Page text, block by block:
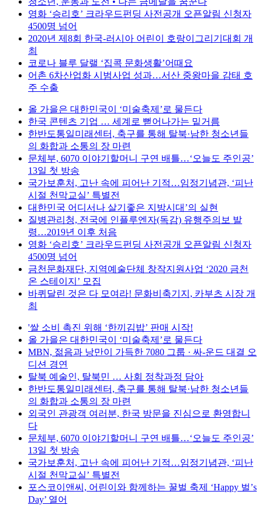
영화 ‘승리호’ 크라우드펀딩 사전공개 오픈알림 신청자
4500명 넘어
2020년 제8회 한국-러시아 어린이 호랑이그리기대회 개
최
코로나 블루 달랠 ‘집콕 문화생활’어때요
어촌 6차산업화 시범사업 성과…서산 중왕마을 감태 호
주 수출
올 가을은 대한민국이 ‘미술축제’로 물든다
한국 콘텐츠 기업 … 세계로 뻗어나가는 밑거름
한반도통일미래센터, 축구를 통해 탈북·남한 청소년들
의 화합과 소통의 장 마련
문체부, 6070 이야기할머니 구연 배틀…‘오늘도 주인공’
13일 첫 방송
국가보훈처, 고난 속에 피어난 기적…임정기념관, ‘피난
시절 천막교실’ 특별전
대한민국 어디서나 살기좋은 지방시대’의 실현
질병관리청, 전국에 인플루엔자(독감) 유행주의보 발
령…2019년 이후 처음
영화 ‘승리호’ 크라우드펀딩 사전공개 오픈알림 신청자
4500명 넘어
금천문화재단, 지역예술단체 창작지원사업 ‘2020 금천
온 스테이지’ 모집
바퀴달린 것은 다 모여라! 문화비축기지, 카부츠 시장 개
최
'쌀 소비 촉진 위해 ‘한끼김밥’ 판매 시작!
올 가을은 대한민국이 ‘미술축제’로 물든다
MBN, 젊음과 낭만이 가득한 7080 그룹 · 싸-운드 대결 오
디션 경연
탈북 예술인, 탈북민 … 사회 정착과정 담아
한반도통일미래센터, 축구를 통해 탈북·남한 청소년들
의 화합과 소통의 장 마련
외국인 관광객 여러분, 한국 방문을 진심으로 환영합니
다
문체부, 6070 이야기할머니 구연 배틀…‘오늘도 주인공’
13일 첫 방송
국가보훈처, 고난 속에 피어난 기적…임정기념관, ‘피난
시절 천막교실’ 특별전
포스코이앤씨, 어린이와 함께하는 꿀벌 축제 ‘Happy 벌’s
Day’ 열어